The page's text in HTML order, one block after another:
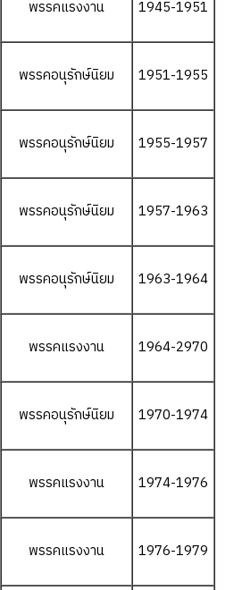
พรรคแรงงาน 1945-1951
พรรคอนุรักษ์นิยม 1951-1955
พรรคอนุรักษ์นิยม 1955-1957
พรรคอนุรักษ์นิยม 1957-1963
พรรคอนุรักษ์นิยม 1963-1964
พรรคแรงงาน 1964-2970
พรรคอนุรักษ์นิยม 1970-1974
พรรคแรงงาน 1974-1976
พรรคแรงงาน 1976-1979